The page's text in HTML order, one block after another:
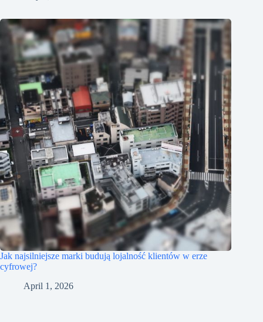
Jak najsilniejsze marki budują lojalność klientów w erze
cyfrowej?
April 1, 2026